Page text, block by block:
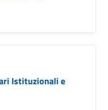
Istituzionali e